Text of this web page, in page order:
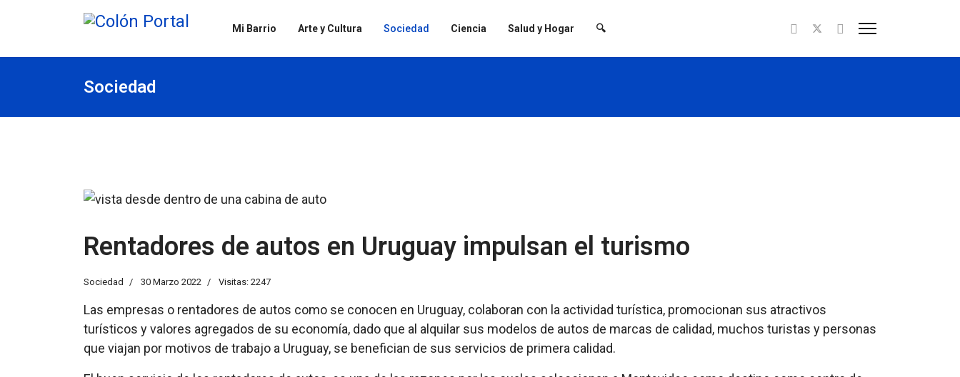
Mi Barrio Arte y Cultura Sociedad Ciencia Salud y Hogar 🔍
Sociedad
Rentadores de autos en Uruguay impulsan el turismo
Sociedad 30 Marzo 2022 Visitas: 2247
Las empresas o rentadores de autos como se conocen en Uruguay, colaboran con la actividad turística, promocionan sus atractivos
turísticos y valores agregados de su economía, dado que al alquilar sus modelos de autos de marcas de calidad, muchos turistas y personas
que viajan por motivos de trabajo a Uruguay, se benefician de sus servicios de primera calidad.